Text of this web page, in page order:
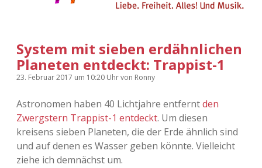
KFMW-Disco
kfmw.stuff
Kopfkinomusik
Nur mal so
Täglicher Sinnwahn
Contact
Adventskalender
Dropdown-
Adventskalender 2010
Adventskalender 2011
Adventskalender 2012
facebookinstagram
rss soundcloud
vimeoBluesky
System mit sieben erdähnlichen
Planeten entdeckt: Trappist-1
23. Februar 2017 um 10:20 Uhrvon Ronny
Astronomen haben 40 Lichtjahre entferntden
Zwergstern Trappist-1 entdeckt. Um diesen
kreisens sieben Planeten, die der Erde ähnlich sind
und auf denen es Wasser geben könnte. Vielleicht
ziehe ich demnächst um.